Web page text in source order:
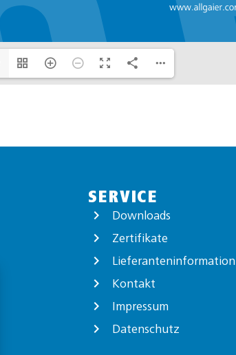
SERVICE
Downloads
Zertifikate
Lieferanteninformation
Kontakt
Impressum
Datenschutz